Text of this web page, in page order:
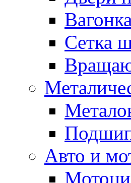
Сетка
Авто и